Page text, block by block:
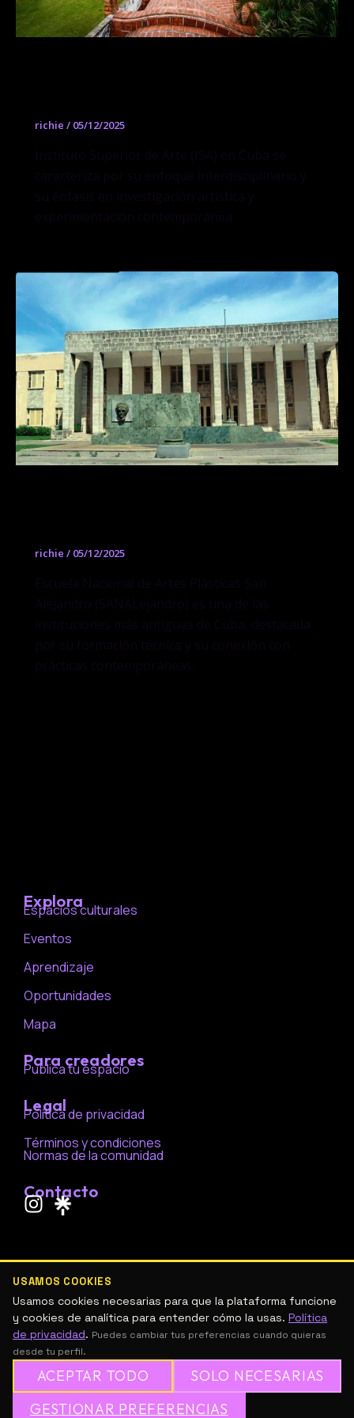
richie / 05/12/2025
richie / 05/12/2025
Explora
Espacios culturales
Eventos
Aprendizaje
Oportunidades
Mapa
Para creadores
Publica tu espacio
Legal
Política de privacidad
Términos y condiciones
Normas de la comunidad
Contacto
I
n
t
a
g
r
a
m
USAMOS COOKIES
Usamos cookies necesarias para que la plataforma funcione
y cookies de analítica para entender cómo la usas. Política
de privacidad. Puedes cambiar tus preferencias cuando quieras
desde tu perfil.
ACEPTAR TODO
SOLO NECESARIAS
GESTIONAR PREFERENCIAS